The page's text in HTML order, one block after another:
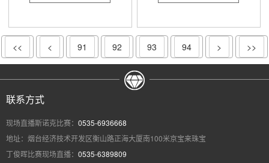
<< < 91 92 93 94 > >>
联系方式
现场直播斯诺克比赛： 0535-6936668
地址：烟台经济技术开发区衡山路正海大厦南100米京宝来珠宝
丁俊晖比赛现场直播： 0535-6389809